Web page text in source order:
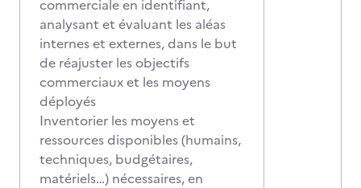
commerciale en identifiant,
analysant et évaluant les aléas
internes et externes, dans le but
de réajuster les objectifs
commerciaux et les moyens
déployés
Inventorier les moyens et
ressources disponibles (humains,
techniques, budgétaires,
matériels…) nécessaires, en